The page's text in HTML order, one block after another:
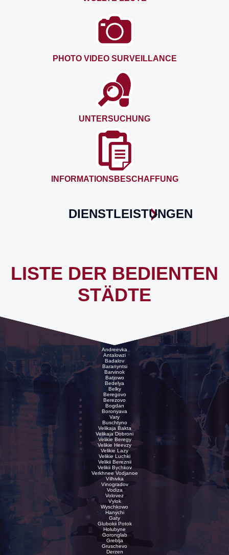
PHOTO VIDEO SURVEILLANCE
UNTERSUCHUNG
INFORMATIONSBESCHAFFUNG
DIENSTLEISTUNGEN
LISTE DER BEDIENTEN
STÄDTE
Andreevka
Antalowzi
Badalov
Baranyntsi
Barvinok
Batjowo
Bedelya
Belky
Beregovo
Berezovo
Bogdan
Boronyava
Vary
Buschtyno
Velikaja Bakta
Velikaja Dobroni
Velikie Beregy
Velikie Heevzy
Velikie Lazy
Velikie Luchki
Velikii Bereznii
Velikii Bychkov
Verkhnee Vodjanoe
Vilhivka
Vinogradov
Vodiza
Volovez
Vylok
Wyschkowo
Hanychi
Gaty
Glubokii Potok
Holubyne
Goronglab
Greblja
Gruschevo
Derzen